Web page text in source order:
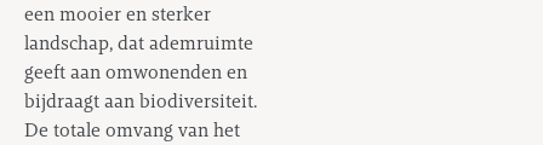
een mooier en sterker
landschap, dat ademruimte
geeft aan omwonenden en
bijdraagt aan biodiversiteit.
De totale omvang van het